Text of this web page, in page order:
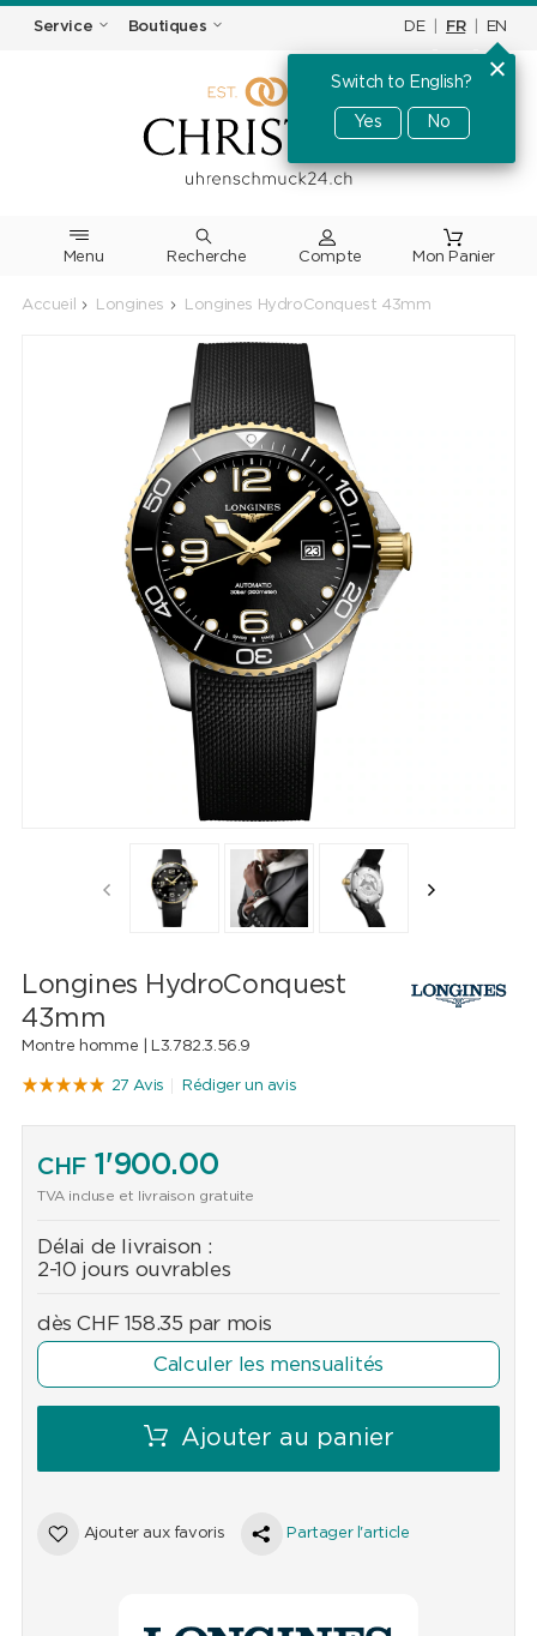
Service Boutiques DE FR EN
Switch to English?
Yes No
Menu Recherche
Accueil Longines Longines HydroConquest 43mm
Longines HydroConquest
43mm
Montre homme | L3.782.3.56.9
27 Avis Rédiger un avis
CHF1'900.00
TVA incluse et livraison gratuite
Délai de livraison :
2-10 jours ouvrables
dèsCHF 158.35 par mois
Calculer les mensualités
Ajouter au panier
Ajouter aux favoris Partager l'article